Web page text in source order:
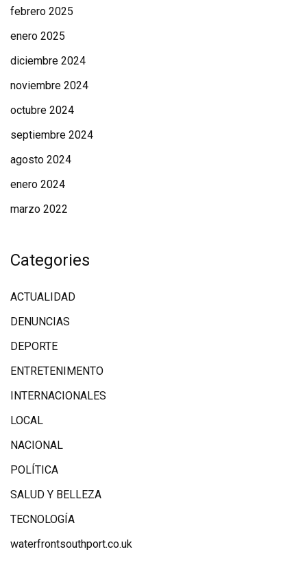
febrero 2025
enero 2025
diciembre 2024
noviembre 2024
octubre 2024
septiembre 2024
agosto 2024
enero 2024
marzo 2022
Categories
ACTUALIDAD
DENUNCIAS
DEPORTE
ENTRETENIMENTO
INTERNACIONALES
LOCAL
NACIONAL
POLÍTICA
SALUD Y BELLEZA
TECNOLOGÍA
waterfrontsouthport.co.uk